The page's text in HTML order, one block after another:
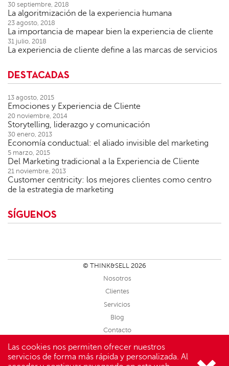
30 septiembre, 2018
La algoritmización de la experiencia humana
23 agosto, 2018
La importancia de mapear bien la experiencia de cliente
31 julio, 2018
La experiencia de cliente define a las marcas de servicios
DESTACADAS
13 agosto, 2015
Emociones y Experiencia de Cliente
20 noviembre, 2014
Storytelling, liderazgo y comunicación
30 enero, 2013
Economía conductual: el aliado invisible del marketing
5 marzo, 2015
Del Marketing tradicional a la Experiencia de Cliente
21 noviembre, 2013
Customer centricity: los mejores clientes como centro
de la estrategia de marketing
SÍGUENOS
© THINK&SELL 2026
Nosotros
Clientes
Servicios
Blog
Contacto
Sitemap
Aviso Legal
Las cookies nos permiten ofrecer nuestros
servicios de forma más rápida y personalizada. Al